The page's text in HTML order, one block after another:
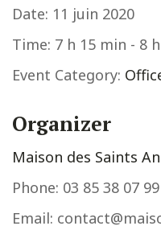
Date: 11 juin 2020
Time: 7 h 15 min - 8
Event Category:
Organizer
Maison des Saints
Phone: 03 85 38 07 99
Email: